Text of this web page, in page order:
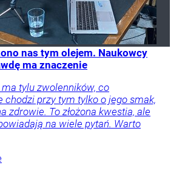
nas tym olejem. Naukowcy
ma znaczenie
tylu zwolenników, co
chodzi przy tym tylko o jego smak,
zdrowie. To złożona kwestia, ale
na wiele pytań. Warto